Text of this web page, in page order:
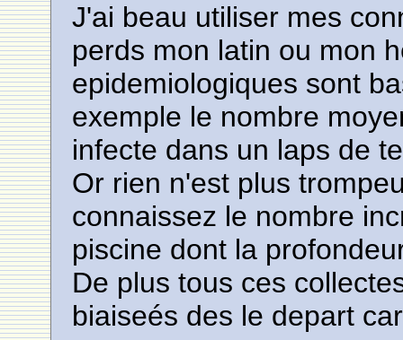
J'ai beau utiliser mes
perds mon latin ou mon
epidemiologiques sont
exemple le nombre
infecte dans un laps de
Or rien n'est plus
connaissez le nombre
piscine dont la
De plus tous ces
biaiseés des le depart